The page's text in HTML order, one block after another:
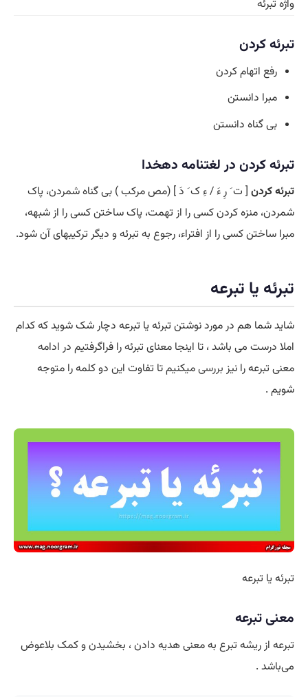
واژه تبرئه
تبرئه کردن
رفع اتهام کردن
مبرا دانستن
بی گناه دانستن
تبرئه کردن در لغتنامه دهخدا
تبرئه کردن [ ت َ رِ ءَ / ءِ ک َ دَ ] (مص مرکب ) بی گناه شمردن، پاک
شمردن، منزه کردن کسی را از تهمت، پاک ساختن کسی را از شبهه،
مبرا ساختن کسی را از افتراء، رجوع به تبرئه و دیگر ترکیبهای آن شود.
تبرئه یا تبرعه
شاید شما هم در مورد نوشتن تبرئه یا تبرعه دچار شک شوید که کدام
املا درست می باشد ، تا اینجا معنای تبرئه را فراگرفتیم در ادامه
معنی تبرعه را نیز بررسیمیکنیم تا تفاوت این دو کلمه را متوجه
شویم .
تبرئه یا تبرعه
معنی تبرعه
تبرعه از ریشه تبرع به معنی هدیه دادن ، بخشیدن و کمک بلاعوض
می‌باشد .